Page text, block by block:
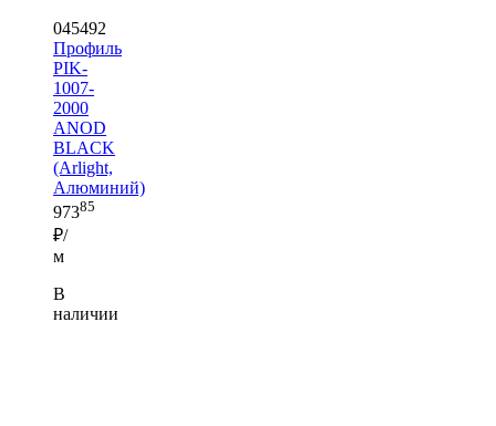
045492
Профиль
PIK-
1007-
2000
ANOD
BLACK
(Arlight,
Алюминий)
97385
₽/
м
В
наличии